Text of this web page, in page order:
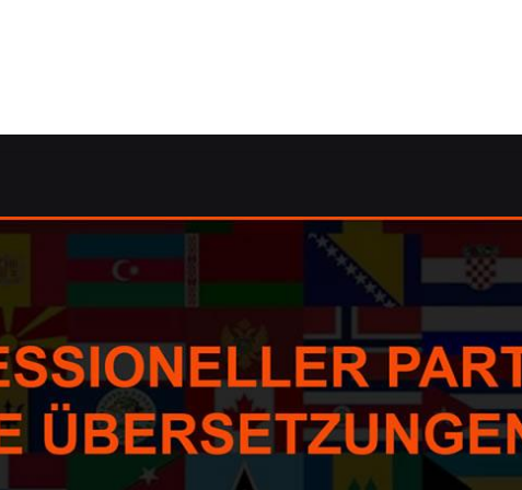
Lektorat, Übersetzungsagentur, Dolmetscher,
Korrektorat/Lektorat, Übersetzungsbüro. ➡️
✓Übersetzungen, ✓Korrektorat/Lektorat und